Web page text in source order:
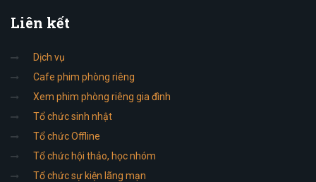
Liên kết
Dịch vụ
Cafe phim phòng riêng
Xem phim phòng riêng gia đình
Tổ chức sinh nhật
Tổ chức Offline
Tổ chức hội thảo, học nhóm
Tổ chức sự kiện lãng mạn